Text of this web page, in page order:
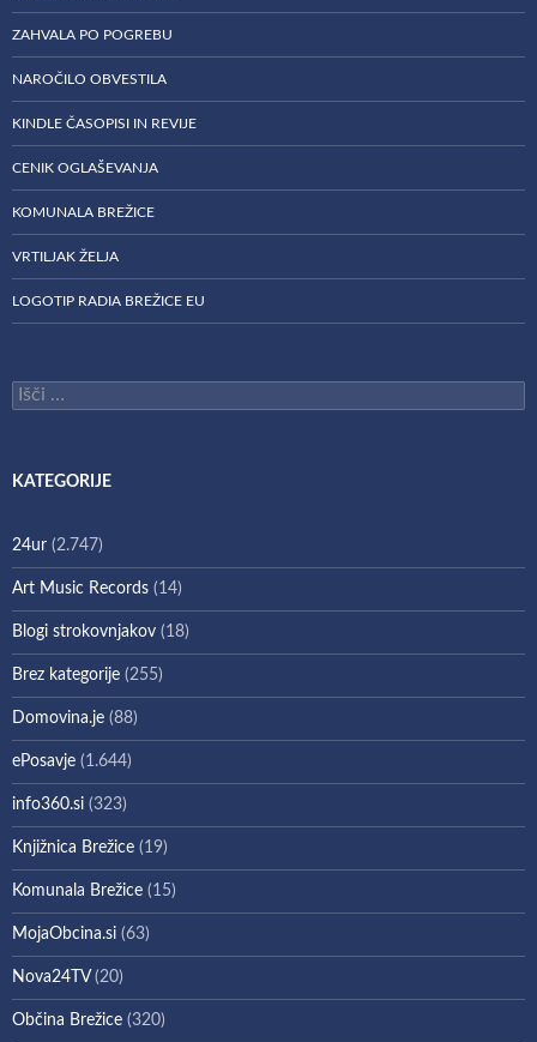
ZAHVALA PO POGREBU
NAROČILO OBVESTILA
KINDLE ČASOPISI IN REVIJE
CENIK OGLAŠEVANJA
KOMUNALA BREŽICE
VRTILJAK ŽELJA
LOGOTIP RADIA BREŽICE EU
Išči:
KATEGORIJE
24ur (2.747)
Art Music Records (14)
Blogi strokovnjakov (18)
Brez kategorije (255)
Domovina.je (88)
ePosavje (1.644)
info360.si (323)
Knjižnica Brežice (19)
Komunala Brežice (15)
MojaObcina.si (63)
Nova24TV(20)
Občina Brežice (320)